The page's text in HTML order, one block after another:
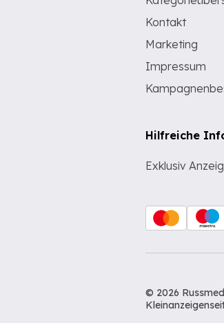
Kontakt
Marketing
Impressum
Hilfreiche
Exklusiv
© 2026